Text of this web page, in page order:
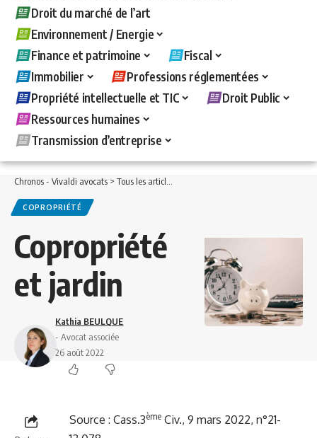
Droit du marché de l’art
Environnement / Energie
Finance et patrimoine
Fiscal
Immobilier
Professions réglementées
Propriété intellectuelle et TIC
Droit Public
Ressources humaines
Transmission d’entreprise
Chronos - Vivaldi avocats > Tous les articles
COPROPRIÉTÉ
Copropriété
et jardin
Kathia BEULQUE
- Avocat associée
26 août 2022
Source : Cass.3ème Civ., 9 mars 2022, n°21-